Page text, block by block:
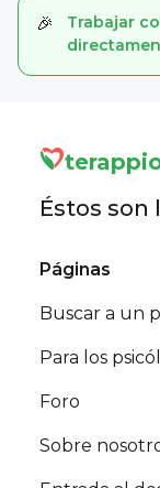
🎉
Trabajar
Éstos son
Páginas
Buscar a un
Para los
Foro
Sobre